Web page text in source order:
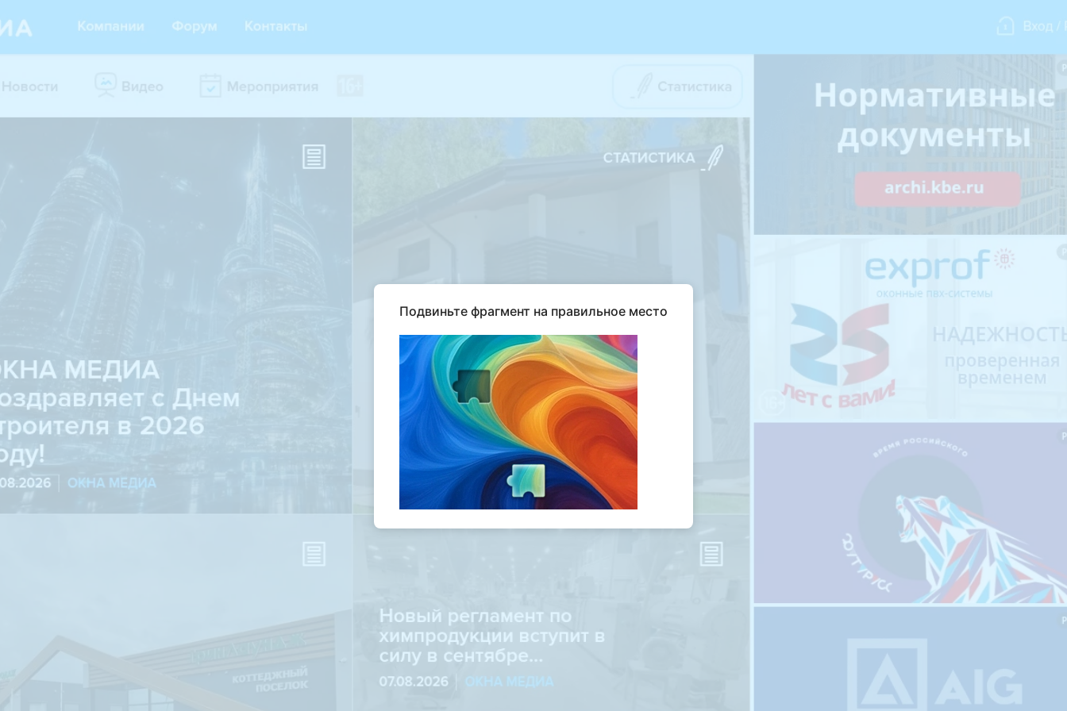
Подвиньте фрагмент на правильное место